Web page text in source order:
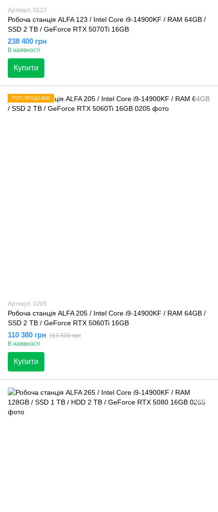
Артикул: 0123
Робоча станція ALFA 123 / Intel Core i9-14900KF / RAM 64GB /
SSD 2 TB / GeForce RTX 5070Ti 16GB
238 400 грн
В наявності
Купити
ТОП ПРОДАЖІВ
Артикул: 0205
Робоча станція ALFA 205 / Intel Core i9-14900KF / RAM 64GB /
SSD 2 TB / GeForce RTX 5060Ti 16GB
110 380 грн 113 500 грн
В наявності
Купити